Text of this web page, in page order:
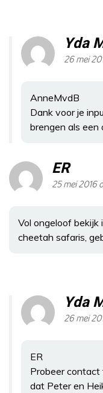
Yda
26 mei
AnneMvdB
Dank voor je
brengen als
ER
25 mei 2016
Vol ongeloof bekijk
cheetah safaris,
Yda
26 mei
ER
Probeer contact
dat Peter en